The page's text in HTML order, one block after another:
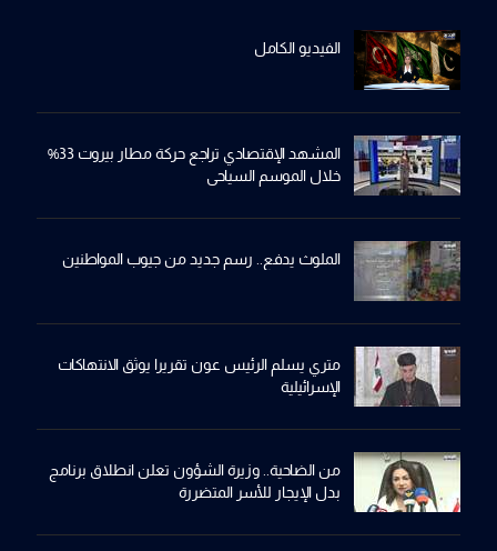
الفيديو الكامل
المشهد الإقتصادي تراجع حركة مطار بيروت 33%
خلال الموسم السياحي
الملوث يدفع.. رسم جديد من جيوب المواطنين
متري يسلم الرئيس عون تقريرا يوثق الانتهاكات
الإسرائيلية
من الضاحية.. وزيرة الشؤون تعلن انطلاق برنامج
بدل الإيجار للأسر المتضررة